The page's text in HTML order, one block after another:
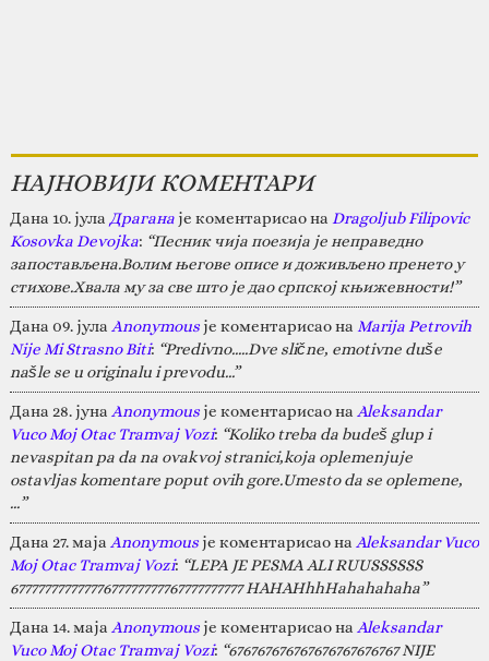
НАЈНОВИЈИ КОМЕНТАРИ
Дана 10. јула Драганаје коментарисао на Dragoljub Filipovic
Kosovka Devojka: “Песник чија поезија је неправедно
запостављена.Волим његове описе и доживљено пренето у
стихове.Хвала му за све што је дао српској књижевности!”
Дана 09. јула Anonymousје коментарисао на Marija Petrovih
Nije Mi Strasno Biti: “Predivno.....Dve slične, emotivne duše
našle se u originalu i prevodu...”
Дана 28. јуна Anonymousје коментарисао на Aleksandar
Vuco Moj Otac Tramvaj Vozi: “Koliko treba da budeš glup i
nevaspitan pa da na ovakvoj stranici,koja oplemenjuje
ostavljas komentare poput ovih gore.Umesto da se oplemene,
…”
Дана 27. маја Anonymousје коментарисао на Aleksandar Vuco
Moj Otac Tramvaj Vozi: “LEPA JE PESMA ALI RUUSSSSSS
67777777777777677777777767777777777 HAHAHhhHahahahaha”
Дана 14. маја Anonymousје коментарисао на Aleksandar
Vuco Moj Otac Tramvaj Vozi: “676767676767676767676767 NIJE